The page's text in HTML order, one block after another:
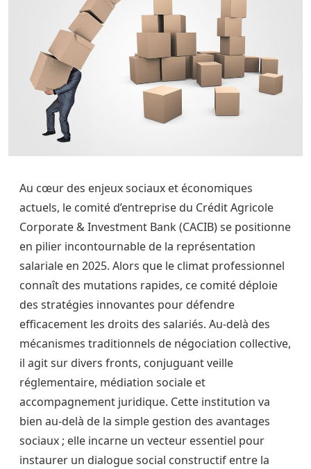
Au cœur des enjeux sociaux et économiques
actuels, le comité d’entreprise du Crédit Agricole
Corporate & Investment Bank (CACIB) se positionne
en pilier incontournable de la représentation
salariale en 2025. Alors que le climat professionnel
connaît des mutations rapides, ce comité déploie
des stratégies innovantes pour défendre
efficacement les droits des salariés. Au-delà des
mécanismes traditionnels de négociation collective,
il agit sur divers fronts, conjuguant veille
réglementaire, médiation sociale et
accompagnement juridique. Cette institution va
bien au-delà de la simple gestion des avantages
sociaux ; elle incarne un vecteur essentiel pour
instaurer un dialogue social constructif entre la